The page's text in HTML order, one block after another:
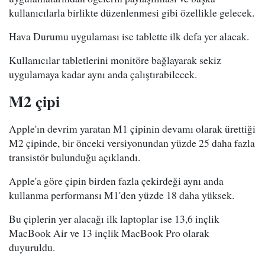
kullanıcılarla birlikte düzenlenmesi gibi özellikle gelecek.
Hava Durumu uygulaması ise tablette ilk defa yer alacak.
Kullanıcılar tabletlerini monitöre bağlayarak sekiz
uygulamaya kadar aynı anda çalıştırabilecek.
M2 çipi
Apple'ın devrim yaratan M1 çipinin devamı olarak ürettiği
M2 çipinde, bir önceki versiyonundan yüzde 25 daha fazla
transistör bulunduğu açıklandı.
Apple'a göre çipin birden fazla çekirdeği aynı anda
kullanma performansı M1'den yüzde 18 daha yüksek.
Bu çiplerin yer alacağı ilk laptoplar ise 13,6 inçlik
MacBook Air ve 13 inçlik MacBook Pro olarak
duyuruldu.